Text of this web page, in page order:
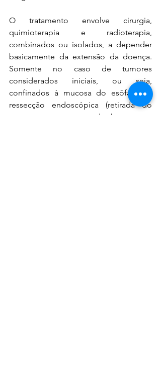
O tratamento envolve cirurgia,
quimioterapia e radioterapia,
combinados ou isolados, a depender
basicamente da extensão da doença.
Somente no caso de tumores
considerados iniciais, ou seja,
confinados à mucosa do esôfago, a
ressecção endoscópica (retirada do
tumor com acesso pela boca, sem